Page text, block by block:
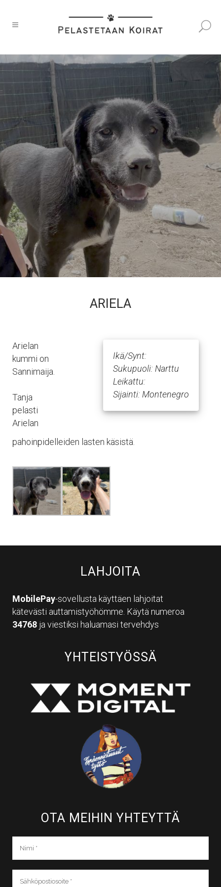
ARIELA
Ikä/Synt:
Sukupuoli: Narttu
Leikattu:
Sijainti: Montenegro
Arielan
kummi on
Sannimaija.
Tanja
pelasti
Arielan
pahoinpidelleiden lasten käsistä.
LAHJOITA
MobilePay-sovellusta käyttäen lahjoitat
kätevästi auttamistyöhömme. Käytä numeroa
34768 ja viestiksi haluamasi tervehdys
YHTEISTYÖSSÄ
OTA MEIHIN YHTEYTTÄ​